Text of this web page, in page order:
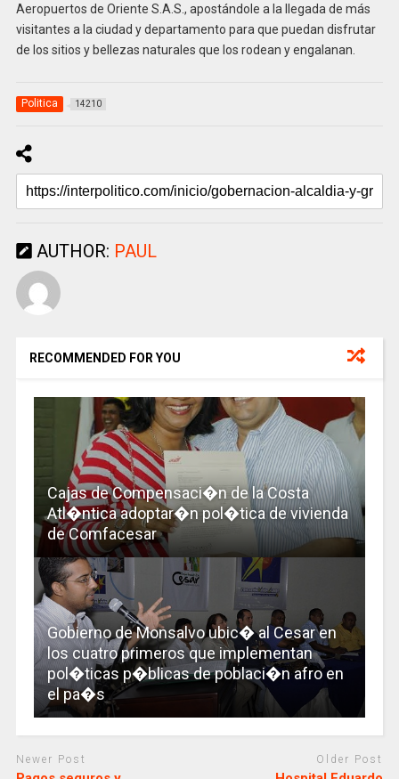
Aeropuertos de Oriente S.A.S., apostándole a la llegada de más
visitantes a la ciudad y departamento para que puedan disfrutar
de los sitios y bellezas naturales que los rodean y engalanan.
Politica 14210
AUTHOR: PAUL
RECOMMENDED FOR YOU
Cajas de Compensaci�n de la Costa
Atl�ntica adoptar�n pol�tica de vivienda
de Comfacesar
Gobierno de Monsalvo ubic� al Cesar en
los cuatro primeros que implementan
pol�ticas p�blicas de poblaci�n afro en
el pa�s
Newer Post Older Post